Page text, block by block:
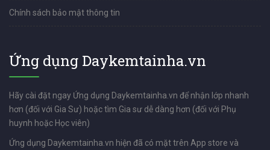
Chính sách bảo mật thông tin
Ứng dụng Daykemtainha.vn
Hãy cài đặt ngay Ứng dụng Daykemtainha.vn để nhận lớp nhanh
hơn (đối với Gia Sư) hoặc tìm Gia sư dễ dàng hơn (đối với Phụ
huynh hoặc Học viên)
Ứng dụng Daykemtainha.vn hiện đã có mặt trên App store và